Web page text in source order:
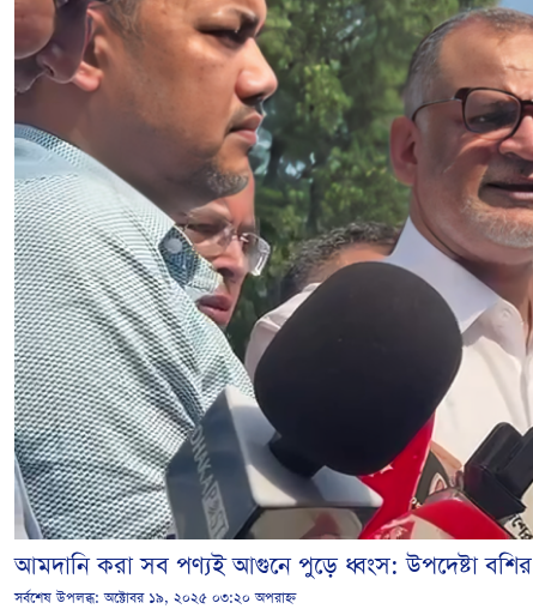
আমদানি করা সব পণ্যই আগুনে পুড়ে ধ্বংস: উপদেষ্টা বশির
সর্বশেষ উপলব্ধ:অক্টোবর ১৯, ২০২৫ ০৩:২০ অপরাহ্ন